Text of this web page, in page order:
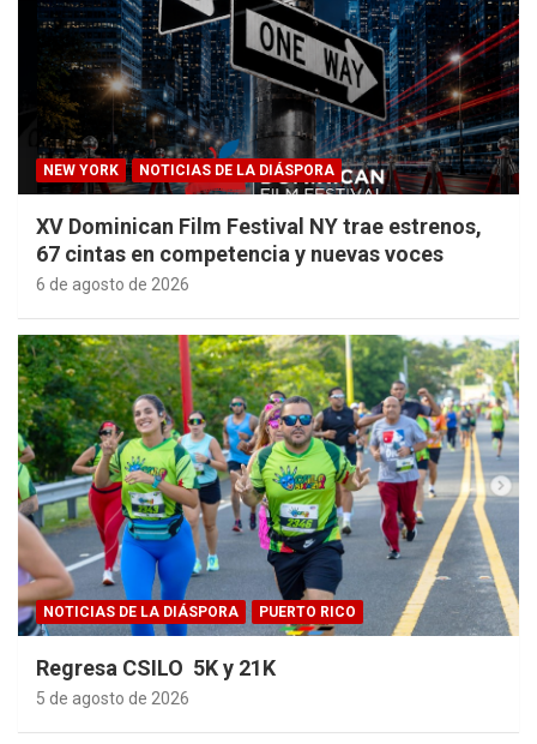
NEW YORK NOTICIAS DE LA DIÁSPORA
XV Dominican Film Festival NY trae estrenos,
67 cintas en competencia y nuevas voces
6 de agosto de 2026
NOTICIAS DE LA DIÁSPORA PUERTO RICO
Regresa CSILO 5K y 21K
5 de agosto de 2026